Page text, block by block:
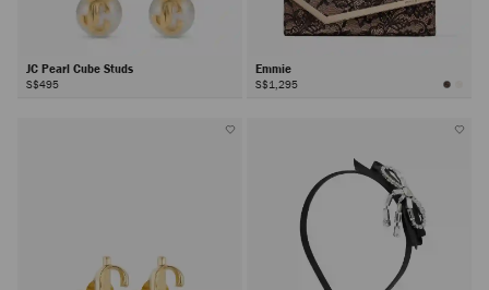
JC Pearl Cube Studs
S$495
Emmie
S$1,295